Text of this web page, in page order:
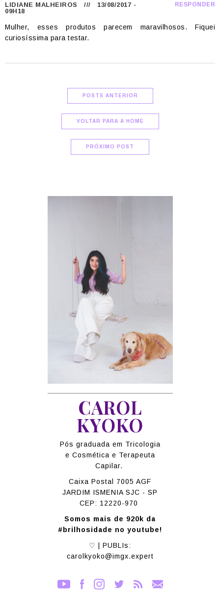
LIDIANE MALHEIROS /// 13/08/2017 -
09H18
RESPONDER
Mulher, esses produtos parecem maravilhosos. Fiquei
curiosíssima para testar.
POSTS ANTERIOR
VOLTAR PARA A HOME
PRÓXIMO POST
CAROL
KYOKO
Pós graduada em Tricologia
e Cosmética e Terapeuta
Capilar.
Caixa Postal 7005 AGF
JARDIM ISMENIA SJC - SP
CEP: 12220-970
Somos mais de 920k da
#brilhosidade no youtube!
♡ | PUBLIs:
carolkyoko@imgx.expert